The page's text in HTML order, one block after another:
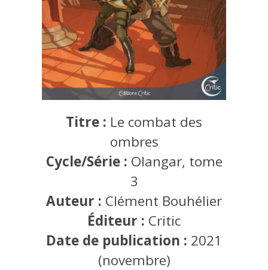
Titre : Le combat des
ombres
Cycle/Série : Olangar, tome
3
Auteur : Clément Bouhélier
Éditeur : Critic
Date de publication : 2021
(novembre)